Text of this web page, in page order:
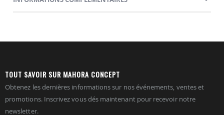
TOUT SAVOIR SUR MAHORA CONCEPT
Obtenez les dernières informations sur nos événements, ventes et
promotions. Inscrivez vous dés maintenant pour recevoir notre
newsletter.